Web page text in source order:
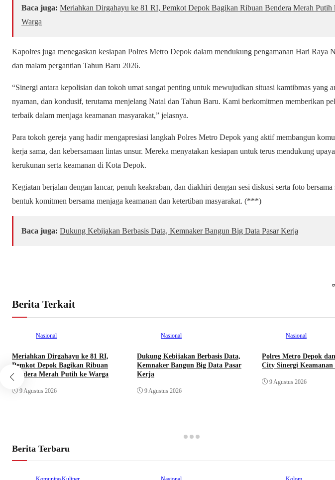
Baca juga: Meriahkan Dirgahayu ke 81 RI, Pemkot Depok Bagikan Ribuan Bendera Merah Putih
Warga
Kapolres juga menegaskan kesiapan Polres Metro Depok dalam mendukung pengamanan Hari Raya
dan malam pergantian Tahun Baru 2026.
“Sinergi antara kepolisian dan tokoh umat sangat penting untuk mewujudkan situasi kamtibmas yang
nyaman, dan kondusif, terutama menjelang Natal dan Tahun Baru. Kami berkomitmen memberikan
terbaik dalam menjaga keamanan masyarakat,” jelasnya.
Para tokoh gereja yang hadir mengapresiasi langkah Polres Metro Depok yang aktif membangun
kerja sama, dan kebersamaan lintas unsur. Mereka menyatakan kesiapan untuk terus mendukung
kerukunan serta keamanan di Kota Depok.
Kegiatan berjalan dengan lancar, penuh keakraban, dan diakhiri dengan sesi diskusi serta foto bersama
bentuk komitmen bersama menjaga keamanan dan ketertiban masyarakat. (***)
Baca juga: Dukung Kebijakan Berbasis Data, Kemnaker Bangun Big Data Pasar Kerja
Berita Terkait
Nasional
Meriahkan Dirgahayu ke 81 RI,
Pemkot Depok Bagikan Ribuan
Bendera Merah Putih ke Warga
9 Agustus 2026
Nasional
Dukung Kebijakan Berbasis Data,
Kemnaker Bangun Big Data Pasar
Kerja
9 Agustus 2026
Nasional
Polres Metro Depok
City Sinergi Keamanan
9 Agustus 2026
Berita Terbaru